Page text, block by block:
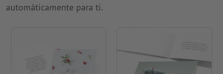
automáticamente para ti.